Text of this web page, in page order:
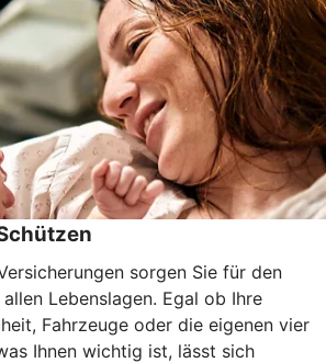
sorgen Sie für den
Lebenslagen. Egal ob Ihre
Fahrzeuge oder die eigenen vier
Ihnen wichtig ist, lässt sich